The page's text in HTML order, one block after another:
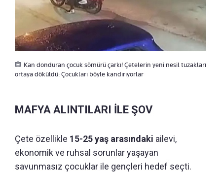
Kan donduran çocuk sömürü çarkı! Çetelerin yeni nesil tuzakları
ortaya döküldü: Çocukları böyle kandırıyorlar
MAFYA ALINTILARI İLE ŞOV
Çete özellikle 15-25 yaş arasındaki ailevi,
ekonomik ve ruhsal sorunlar yaşayan
savunmasız çocuklar ile gençleri hedef seçti.